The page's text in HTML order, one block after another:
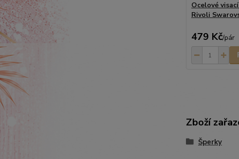
Ocelové
Rivoli
479 Kč/pár
Zboží
Šperky